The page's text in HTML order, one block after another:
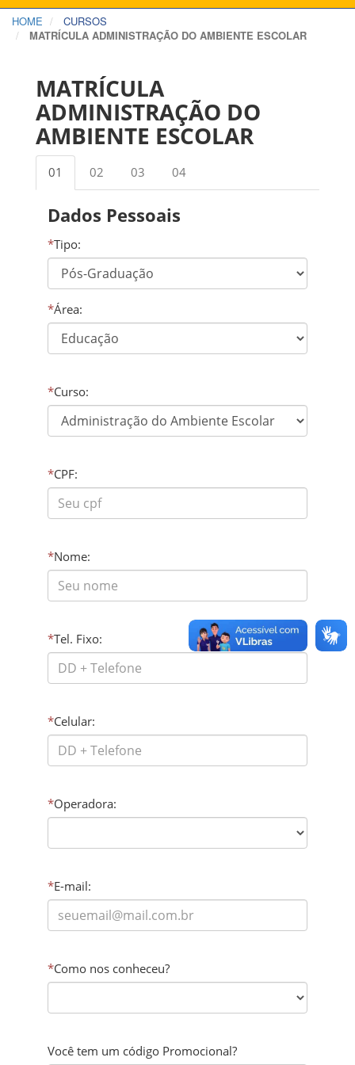
HOME
CURSOS
MATRÍCULA ADMINISTRAÇÃO DO AMBIENTE ESCOLAR
MATRÍCULA
ADMINISTRAÇÃO DO
AMBIENTE ESCOLAR
01 02 03 04
Dados Pessoais
*Tipo:
*Área:
*Curso:
*CPF:
*Nome:
*Tel. Fixo:
*Celular:
*Operadora:
*E-mail:
*Como nos conheceu?
Você tem um código Promocional?